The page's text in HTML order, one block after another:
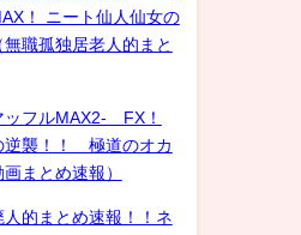
！ ニート仙人仙女の
職孤独居老人的まと
ッフルMAX2- FX！
逆襲！！ 極道のオカ
まとめ速報）
的まとめ速報！！ネ